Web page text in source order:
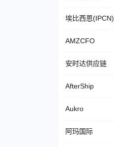
埃比西恩(IPCN)
AMZCFO
安时达供应链
AfterShip
Aukro
阿玛国际